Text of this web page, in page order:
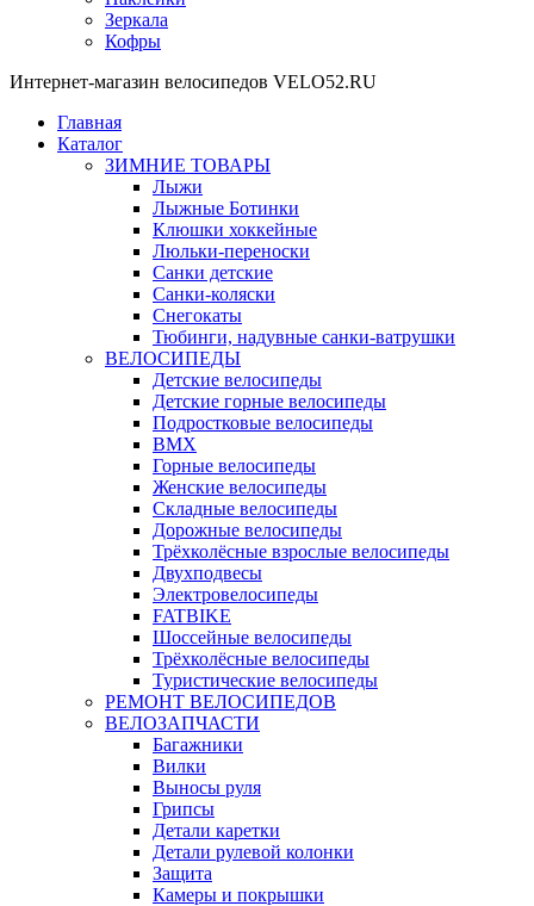
Зеркала
Кофры
Интернет-магазин велосипедов VELO52.RU
Главная
Каталог
ЗИМНИЕ ТОВАРЫ
Лыжи
Лыжные Ботинки
Клюшки хоккейные
Люльки-переноски
Санки детские
Санки-коляски
Снегокаты
Тюбинги, надувные санки-ватрушки
ВЕЛОСИПЕДЫ
Детские велосипеды
Детские горные велосипеды
Подростковые велосипеды
BMX
Горные велосипеды
Женские велосипеды
Складные велосипеды
Дорожные велосипеды
Трёхколёсные взрослые велосипеды
Двухподвесы
Электровелосипеды
FATBIKE
Шоссейные велосипеды
Трёхколёсные велосипеды
Туристические велосипеды
РЕМОНТ ВЕЛОСИПЕДОВ
ВЕЛОЗАПЧАСТИ
Багажники
Вилки
Выносы руля
Грипсы
Детали каретки
Детали рулевой колонки
Защита
Камеры и покрышки